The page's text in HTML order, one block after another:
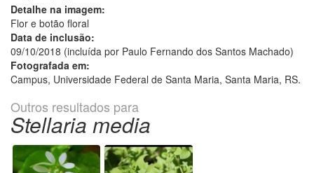
Detalhe na imagem:
Flor e botão floral
Data de inclusão:
09/10/2018 (incluída por Paulo Fernando dos Santos Machado)
Fotografada em:
Campus, Universidade Federal de Santa Maria, Santa Maria, RS.
Outros resultados para
Stellaria media